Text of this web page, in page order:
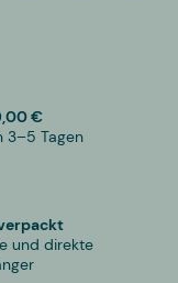
€
3–5 Tagen
und direkte